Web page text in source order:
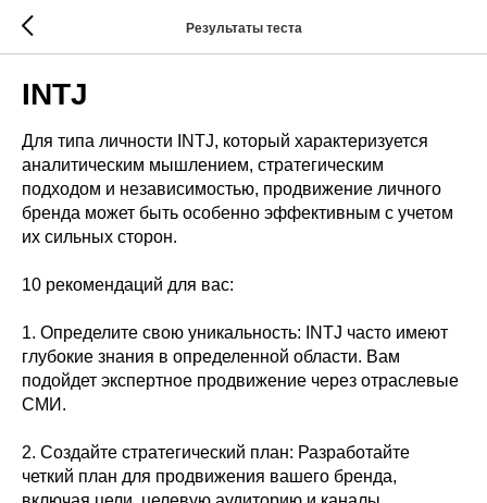
Результаты теста
INTJ
Для типа личности INTJ, который характеризуется
аналитическим мышлением, стратегическим
подходом и независимостью, продвижение личного
бренда может быть особенно эффективным с учетом
их сильных сторон.
10 рекомендаций для вас:
1. Определите свою уникальность: INTJ часто имеют
глубокие знания в определенной области. Вам
подойдет экспертное продвижение через отраслевые
СМИ.
2. Создайте стратегический план: Разработайте
четкий план для продвижения вашего бренда,